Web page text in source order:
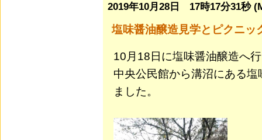
2019年10月28日 17時17分31秒
塩味醤油醸造見学とピクニッ
10月18日に塩味醤油醸造へ
中央公民館から溝沼にある
ました。